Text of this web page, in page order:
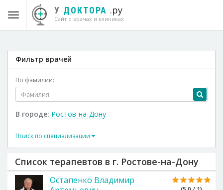
У ДОКТОРА .ру
Сайт о врачах и клиниках
Фильтр врачей
По фамилии:
В городе: Ростов-на-Дону
Поиск по специализации
Список терапевтов в г. Ростове-на-Дону
Остапенко Владимир